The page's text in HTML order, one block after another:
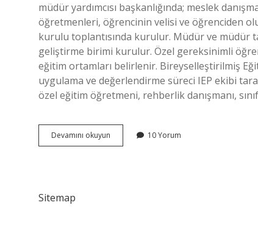
müdür yardımcısı başkanlığında; meslek
öğretmenleri, öğrencinin velisi ve öğrenciden
kurulu toplantısında kurulur. Müdür ve müdür
geliştirme birimi kurulur. Özel gereksinimli
eğitim ortamları belirlenir. Bireyselleştirilmiş
uygulama ve değerlendirme süreci IEP ekibi
özel eğitim öğretmeni, rehberlik danışmanı,
Devamını okuyun Bireyselleştirilmiş
Eğitim
10 Yorum
Sitemap